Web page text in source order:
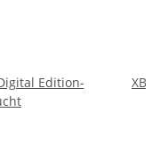
Edition-